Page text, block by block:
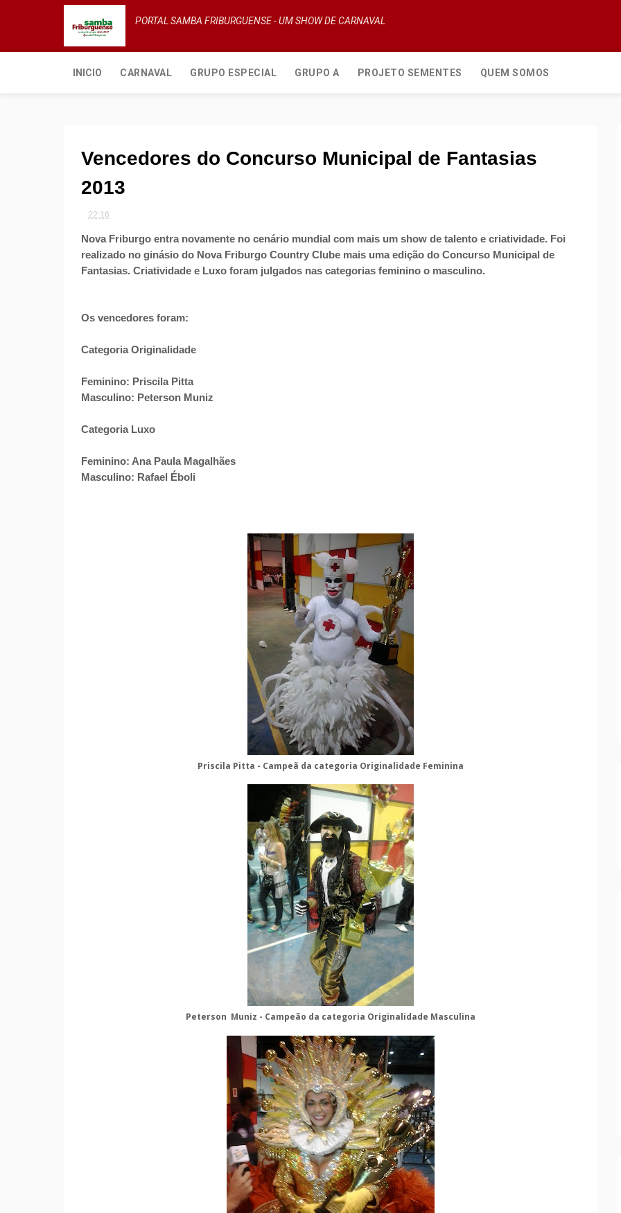
PORTAL SAMBA FRIBURGUENSE - UM SHOW DE CARNAVAL
INICIO CARNAVAL GRUPO ESPECIAL GRUPO A PROJETO SEMENTES QUEM SOMOS
Vencedores do Concurso Municipal de Fantasias
2013
22:16
Nova Friburgo entra novamente no cenário mundial com mais um show de talento e criatividade. Foi
realizado no ginásio do Nova Friburgo Country Clube mais uma edição do Concurso Municipal de
Fantasias. Criatividade e Luxo foram julgados nas categorias feminino o masculino.
Os vencedores foram:
Categoria Originalidade
Feminino: Priscila Pitta
Masculino: Peterson Muniz
Categoria Luxo
Feminino: Ana Paula Magalhães
Masculino: Rafael Éboli
Priscila Pitta - Campeã da categoria Originalidade Feminina
Peterson Muniz - Campeão da categoria Originalidade Masculina